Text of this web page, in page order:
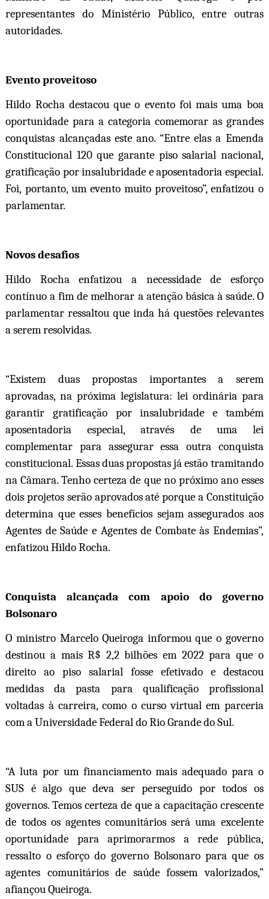
representantes do Ministério Público, entre outras
autoridades.
Evento proveitoso
Hildo Rocha destacou que o evento foi mais uma boa
oportunidade para a categoria comemorar as grandes
conquistas alcançadas este ano. “Entre elas a Emenda
Constitucional 120 que garante piso salarial nacional,
gratificação por insalubridade e aposentadoria especial.
Foi, portanto, um evento muito proveitoso”, enfatizou o
parlamentar.
Novos desafios
Hildo Rocha enfatizou a necessidade de esforço
contínuo a fim de melhorar a atenção básica à saúde. O
parlamentar ressaltou que inda há questões relevantes
a serem resolvidas.
“Existem duas propostas importantes a serem
aprovadas, na próxima legislatura: lei ordinária para
garantir gratificação por insalubridade e também
aposentadoria especial, através de uma lei
complementar para assegurar essa outra conquista
constitucional. Essas duas propostas já estão tramitando
na Câmara. Tenho certeza de que no próximo ano esses
dois projetos serão aprovados até porque a Constituição
determina que esses benefícios sejam assegurados aos
Agentes de Saúde e Agentes de Combate às Endemias”,
enfatizou Hildo Rocha.
Conquista alcançada com apoio do governo
Bolsonaro
O ministro Marcelo Queiroga informou que o governo
destinou a mais R$ 2,2 bilhões em 2022 para que o
direito ao piso salarial fosse efetivado e destacou
medidas da pasta para qualificação profissional
voltadas à carreira, como o curso virtual em parceria
com a Universidade Federal do Rio Grande do Sul.
“A luta por um financiamento mais adequado para o
SUS é algo que deva ser perseguido por todos os
governos. Temos certeza de que a capacitação crescente
de todos os agentes comunitários será uma excelente
oportunidade para aprimorarmos a rede pública,
ressalto o esforço do governo Bolsonaro para que os
agentes comunitários de saúde fossem valorizados,”
afiançou Queiroga.